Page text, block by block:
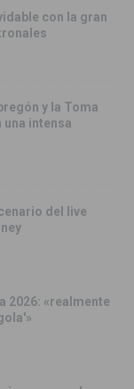
con la gran
y la Toma
intensa
del live
2026: «realmente